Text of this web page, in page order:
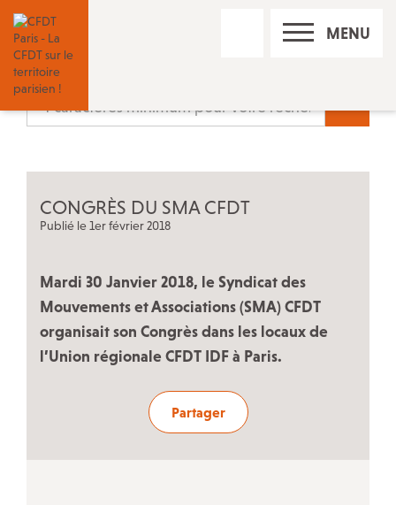
RECHERCHE MENU
Nos réseaux sociaux
Contact
Trouver un conseiller du salarié
Adhérer à la CFDT
CONGRÈS DU SMA CFDT
Publié le 1er février 2018
Mardi 30 Janvier 2018, le Syndicat des
Mouvements et Associations (SMA) CFDT
organisait son Congrès dans les locaux de
l’Union régionale CFDT IDF à Paris.
Partager